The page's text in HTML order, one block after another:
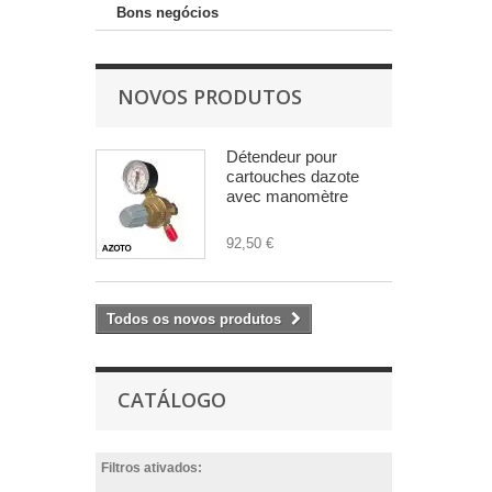
Bons negócios
NOVOS PRODUTOS
Détendeur pour
cartouches dazote
avec manomètre
92,50 €
Todos os novos produtos
CATÁLOGO
Filtros ativados: